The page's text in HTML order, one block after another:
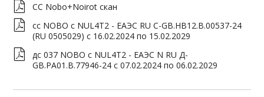
СС Nobo+Noirot скан
сс NOBO с NUL4T2 - ЕАЭС RU C-GB.HB12.B.00537-24
(RU 0505029) c 16.02.2024 по 15.02.2029
дс 037 NOBO с NUL4T2 - ЕАЭС N RU Д-
GB.PA01.B.77946-24 c 07.02.2024 по 06.02.2029